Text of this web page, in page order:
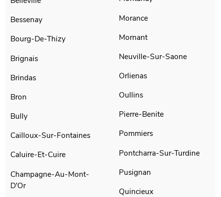
Bessenay
Bourg-De-Thizy
Brignais
Brindas
Bron
Bully
Cailloux-Sur-Fontaines
Caluire-Et-Cuire
Champagne-Au-Mont-
D'Or
Morance
Mornant
Neuville-Sur-Saone
Orlienas
Oullins
Pierre-Benite
Pommiers
Pontcharra-Sur-Turdine
Pusignan
Quincieux